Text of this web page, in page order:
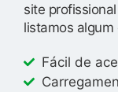
site
listamos
Fácil de